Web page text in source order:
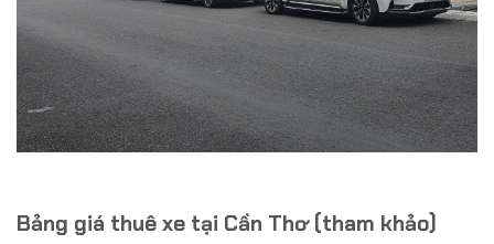
Bảng giá thuê xe tại Cần Thơ (tham khảo)